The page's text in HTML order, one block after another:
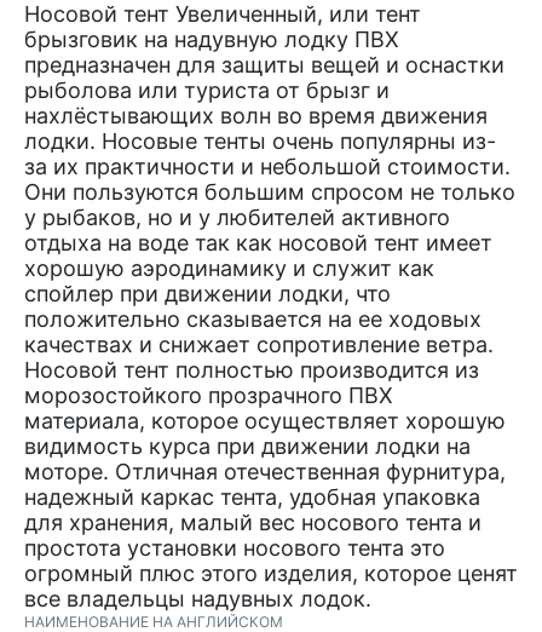
НАИМЕНОВАНИЕ НА АНГЛИЙСКОМ
Носовой тент Увеличенный, или тент
брызговик на надувную лодку ПВХ
предназначен для защиты вещей и оснастки
рыболова или туриста от брызг и
нахлёстывающих волн во время движения
лодки. Носовые тенты очень популярны из-
за их практичности и небольшой стоимости.
Они пользуются большим спросом не только
у рыбаков, но и у любителей активного
отдыха на воде так как носовой тент имеет
хорошую аэродинамику и служит как
спойлер при движении лодки, что
положительно сказывается на ее ходовых
качествах и снижает сопротивление ветра.
Носовой тент полностью производится из
морозостойкого прозрачного ПВХ
материала, которое осуществляет хорошую
видимость курса при движении лодки на
моторе. Отличная отечественная фурнитура,
надежный каркас тента, удобная упаковка
для хранения, малый вес носового тента и
простота установки носового тента это
огромный плюс этого изделия, которое ценят
все владельцы надувных лодок.